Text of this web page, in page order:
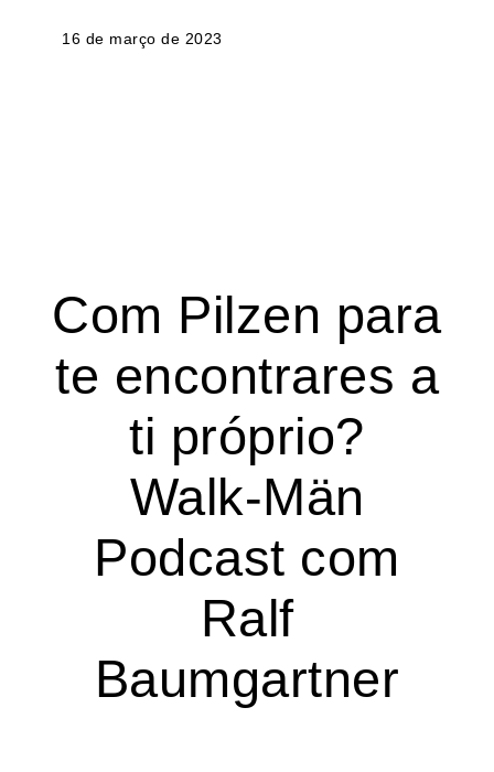
16 de março de 2023
Com Pilzen para
te encontrares a
ti próprio?
Walk-Män
Podcast com
Ralf
Baumgartner